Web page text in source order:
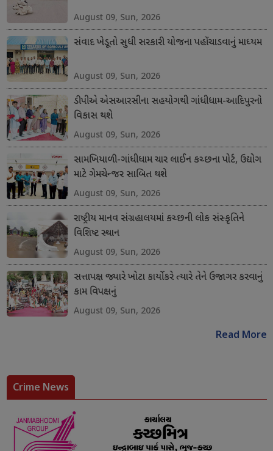
August 09, Sun, 2026
સંવાદ ખેડૂતો સુધી સરકારી યોજના પહોંચાડવાનું માધ્યમ
August 09, Sun, 2026
ડીપીએ એસઆરસીના સહયોગથી ગાંધીધામ-આદિપુરનો
વિકાસ થશે
August 09, Sun, 2026
સામખિયાળી-ગાંધીધામ ચાર લાઈન કચ્છના પોર્ટ, ઉદ્યોગ
માટે ગેમચેન્જર સાબિત થશે
August 09, Sun, 2026
રાષ્ટ્રીય માનવ સંગ્રહાલયમાં કચ્છની લોક સંસ્કૃતિને
વિશિષ્ટ સ્થાન
August 09, Sun, 2026
સત્તાપક્ષ જ્યારે ખોટા કાર્યો કરે ત્યારે તેને ઉજાગર કરવાનું
કામ વિપક્ષનું
August 09, Sun, 2026
Read More
Crime News